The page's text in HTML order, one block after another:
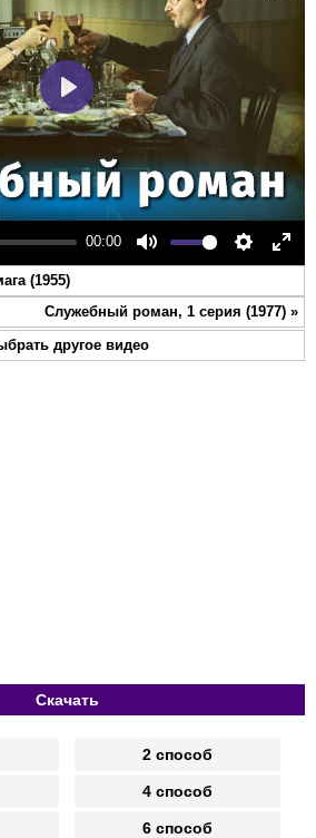
00:00
Mute Settings
Play
(1955)
Служебный роман, 1 серия (1977) »
другое видео
Скачать
2 способ
4 способ
6 способ